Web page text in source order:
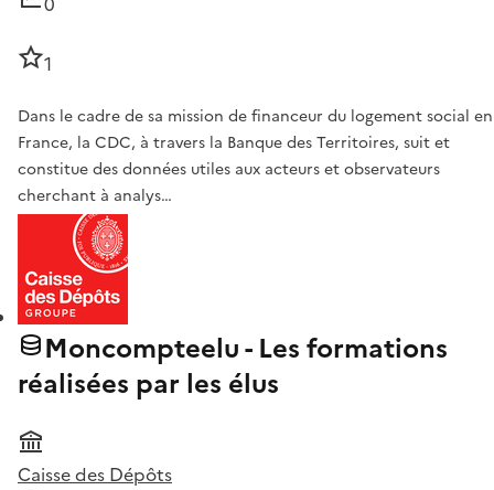
1
Dans le cadre de sa mission de financeur du logement social en
France, la CDC, à travers la Banque des Territoires, suit et
constitue des données utiles aux acteurs et observateurs
cherchant à analys…
Moncompteelu - Les formations
réalisées par les élus
Caisse des Dépôts